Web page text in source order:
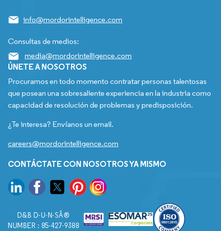
info@mordorintelligence.com
Consultas de medios:
media@mordorintelligence.com
ÚNETE A NOSOTROS
Procuramos en todo momento contratar personas talentosas
que posean una sobresaliente experiencia en la industria como
capacidad de resolución de problemas y predisposición.
¿Te interesa? Envíanos un email.
careers@mordorintelligence.com
CONTÁCTATE CON NOSOTROS YA MISMO
D&B D-U-N-SÂ®
NUMBER : 85-427-9388